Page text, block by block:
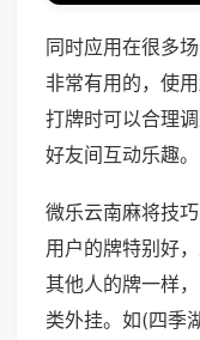
同时应用在很多
非常有用的，使
打牌时可以合理
好友间互动乐趣。
微乐云南麻将技
用户的牌特别好
其他人的牌一样
类外挂。如(四季